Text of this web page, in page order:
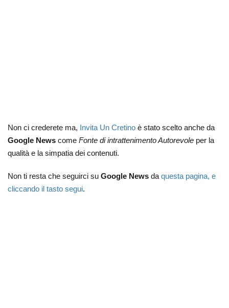
Non ci crederete ma, Invita Un Cretino è stato scelto anche da
Google News come Fonte di intrattenimento Autorevole per la
qualità e la simpatia dei contenuti.
Non ti resta che seguirci su Google News da questa pagina, e
cliccando il tasto segui.